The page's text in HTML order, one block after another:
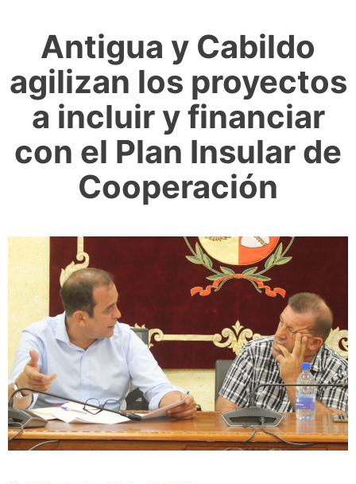
Antigua y Cabildo
agilizan los proyectos
a incluir y financiar
con el Plan Insular de
Cooperación